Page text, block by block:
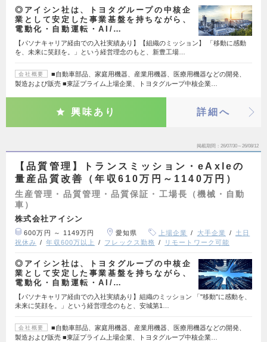
◎アイシン社は、トヨタグループの中核企
業として安定した事業基盤を持ちながら、
電動化・自動運転・AI/…
【パソナキャリア経由での入社実績あり】【組織のミッション】 「移動に感動
を、未来に笑顔を。」という経営理念のもと、新豊工場…
会社概要
■自動車部品、家庭用機器、産業用機器、医療用機器などの開発、
製造および販売 ■東証プライム上場企業、トヨタグループ中核企業…
興味あり 詳細へ
掲載期間 26/07/30～26/08/12
【品質管理】トランスミッション・eAxleの
量産品質改善（年収610万円～1140万円）
生産管理・品質管理・品質保証・工場長（機械・自動
車）
株式会社アイシン
600万円 ～ 1149万円 愛知県 上場企業 大手企業
土日
祝休み
年収600万以上 フレックス勤務 リモートワーク可能
◎アイシン社は、トヨタグループの中核企
業として安定した事業基盤を持ちながら、
電動化・自動運転・AI/…
【パソナキャリア経由での入社実績あり】組織のミッション 「"移動"に感動を、
未来に笑顔を。」という経営理念のもと、安城第1…
会社概要
■自動車部品、家庭用機器、産業用機器、医療用機器などの開発、
製造および販売 ■東証プライム上場企業、トヨタグループ中核企業…